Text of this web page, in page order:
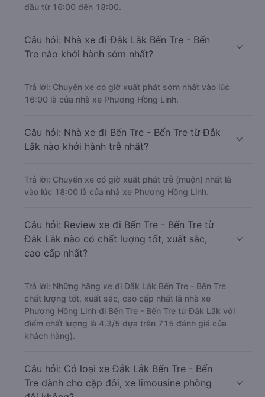
đầu từ 16:00 đến 18:00.
Câu hỏi: Nhà xe đi Đắk Lắk Bến Tre - Bến
Tre nào khởi hành sớm nhất?
Trả lời: Chuyến xe có giờ xuất phát sớm nhất vào lúc
16:00 là của nhà xe Phương Hồng Linh.
Câu hỏi: Nhà xe đi Bến Tre - Bến Tre từ Đắk
Lắk nào khởi hành trễ nhất?
Trả lời: Chuyến xe có giờ xuất phát trễ (muộn) nhất là
vào lúc 18:00 là của nhà xe Phương Hồng Linh.
Câu hỏi: Review xe đi Bến Tre - Bến Tre từ
Đắk Lắk nào có chất lượng tốt, xuất sắc,
cao cấp nhất?
Trả lời: Những hãng xe đi Đắk Lắk Bến Tre - Bến Tre
chất lượng tốt, xuất sắc, cao cấp nhất là nhà xe
Phương Hồng Linh đi Bến Tre - Bến Tre từ Đắk Lắk với
điểm chất lượng là 4.3/5 dựa trên 715 đánh giá của
khách hàng).
Câu hỏi: Có loại xe Đắk Lắk Bến Tre - Bến
Tre dành cho cặp đôi, xe limousine phòng